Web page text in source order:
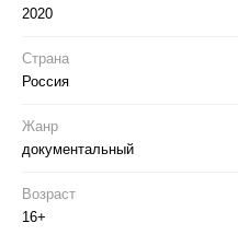
2020
Страна
Россия
Жанр
документальный
Возраст
16+